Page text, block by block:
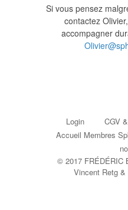
Si vous pensez
contactez
accompagner
Login
CGV
Accueil Membres
© 2017 FRÉDÉRIC
Vincent Retg&